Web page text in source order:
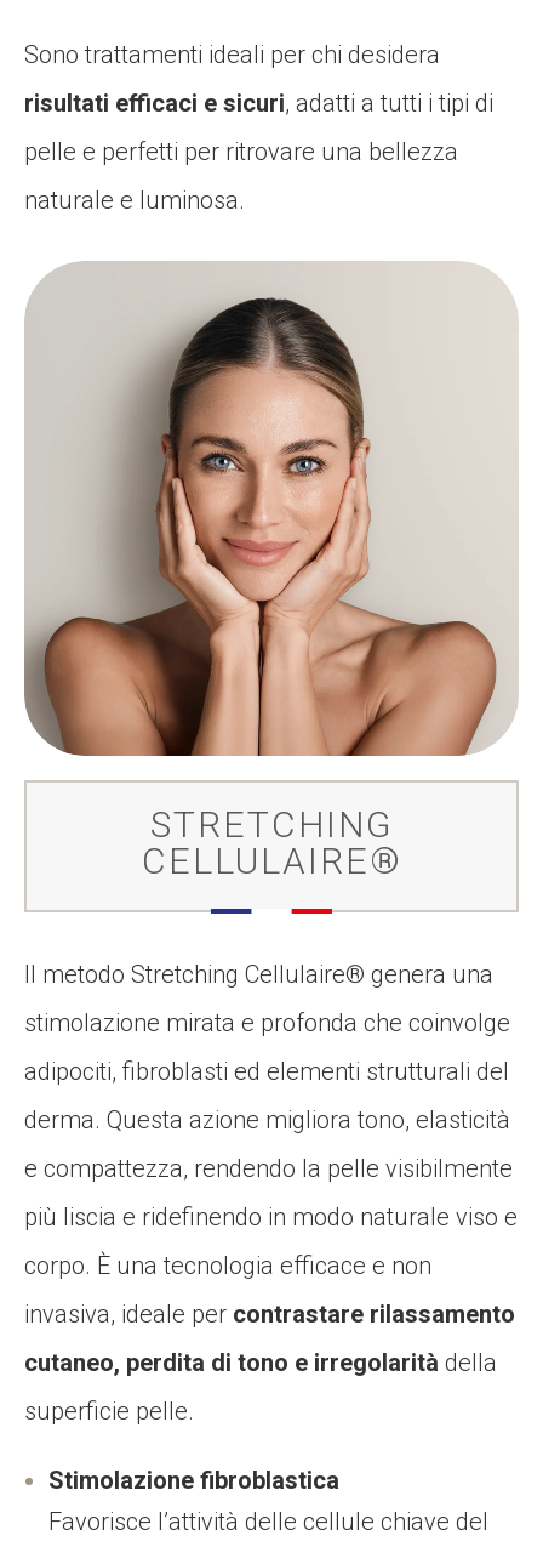
Sono trattamenti ideali per chi desidera
risultati efficaci e sicuri, adatti a tutti i tipi di
pelle e perfetti per ritrovare una bellezza
naturale e luminosa.
STRETCHING
CELLULAIRE®
Il metodo Stretching Cellulaire® genera una
stimolazione mirata e profonda che coinvolge
adipociti, fibroblasti ed elementi strutturali del
derma. Questa azione migliora tono, elasticità
e compattezza, rendendo la pelle visibilmente
più liscia e ridefinendo in modo naturale viso e
corpo. È una tecnologia efficace e non
invasiva, ideale per contrastare rilassamento
cutaneo, perdita di tono e irregolarità della
superficie pelle.
Stimolazione fibroblastica
Favorisce l’attività delle cellule chiave del